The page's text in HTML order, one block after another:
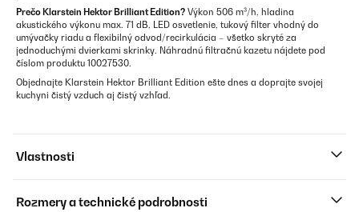
Prečo Klarstein Hektor Brilliant Edition? Výkon 506 m³/h, hladina
akustického výkonu max. 71 dB, LED osvetlenie, tukový filter vhodný do
umývačky riadu a flexibilný odvod/recirkulácia – všetko skryté za
jednoduchými dvierkami skrinky. Náhradnú filtračnú kazetu nájdete pod
číslom produktu 10027530.
Objednajte Klarstein Hektor Brilliant Edition ešte dnes a doprajte svojej
kuchyni čistý vzduch aj čistý vzhľad.
Vlastnosti
Rozmery a technické podrobnosti